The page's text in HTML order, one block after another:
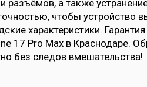
разъёмов, а также
чтобы устройство
характеристики.
17 Pro Max в Краснодаре.
без следов вмешательства!